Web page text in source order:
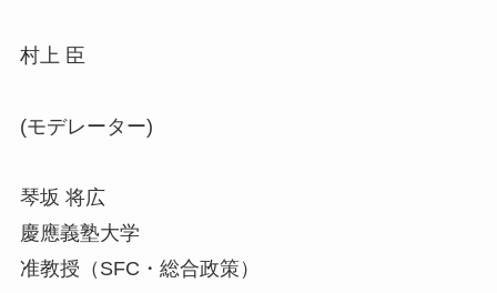
村上 臣
(モデレーター)
琴坂 将広
慶應義塾大学
准教授（SFC・総合政策）